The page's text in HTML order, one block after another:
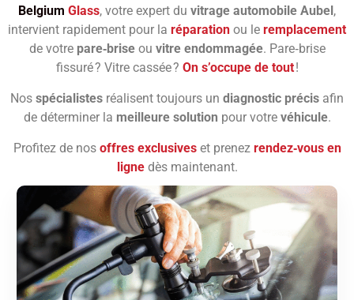
Belgium Glass, votre expert du vitrage automobile Aubel ,
intervient rapidement pour la réparation ou le remplacement
de votre pare‑briseou vitre endommagée. Pare‑brise
fissuré ? Vitre cassée ? On s’occupe de tout!
Nos spécialistes réalisent toujours un diagnostic précis afin
de déterminer la meilleure solution pour votre véhicule.
Profitez de nos offres exclusiveset prenez rendez‑vous en
lignedès maintenant.